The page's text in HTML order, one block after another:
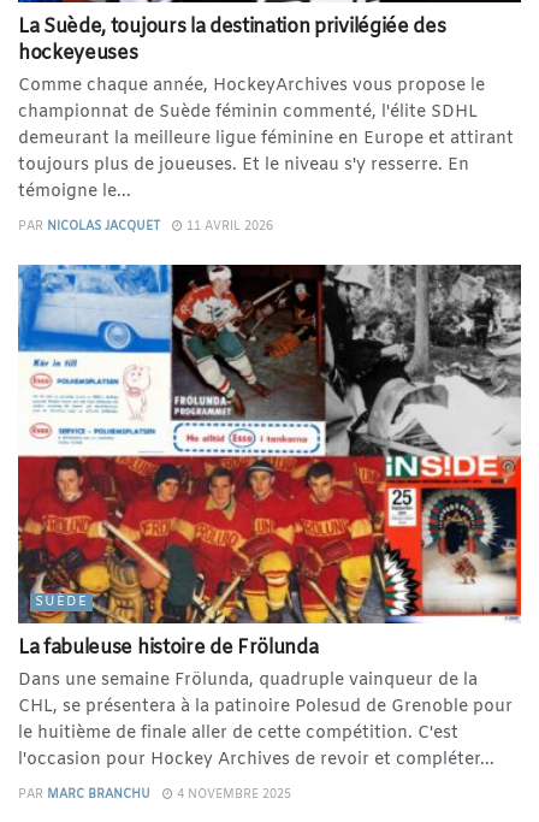
La Suède, toujours la destination privilégiée des
hockeyeuses
Comme chaque année, HockeyArchives vous propose le
championnat de Suède féminin commenté, l'élite SDHL
demeurant la meilleure ligue féminine en Europe et attirant
toujours plus de joueuses. Et le niveau s'y resserre. En
témoigne le...
PAR NICOLAS JACQUET 11 AVRIL 2026
SUÈDE
La fabuleuse histoire de Frölunda
Dans une semaine Frölunda, quadruple vainqueur de la
CHL, se présentera à la patinoire Polesud de Grenoble pour
le huitième de finale aller de cette compétition. C'est
l'occasion pour Hockey Archives de revoir et compléter...
PAR MARC BRANCHU 4 NOVEMBRE 2025